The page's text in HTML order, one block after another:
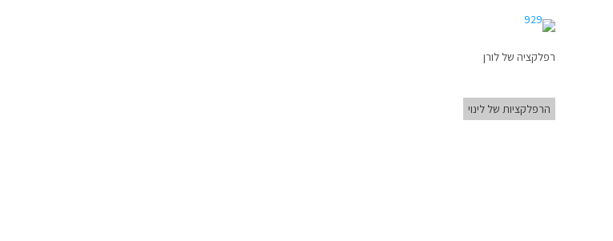
רפלקציה של לורן
הרפלקציות של לינוי